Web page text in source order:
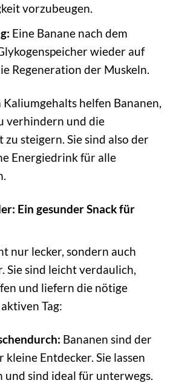
vorzubeugen.
Eine Banane nach dem
wieder auf
Regeneration der Muskeln.
helfen Bananen,
verhindern und die
zu steigern. Sie sind also der
Energiedrink für alle
Ein gesunder Snack für
nur lecker, sondern auch
Sie sind leicht verdaulich,
und liefern die nötige
Tag:
Bananen sind der
kleine Entdecker. Sie lassen
und sind ideal für unterwegs.